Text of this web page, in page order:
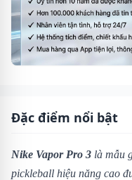
Đặc điểm nổi bật
Nike Vapor Pro 3 là mẫu
pickleball hiệu năng cao